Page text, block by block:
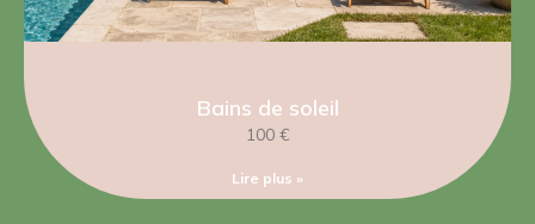
Bains de soleil
100 €
Lire plus »